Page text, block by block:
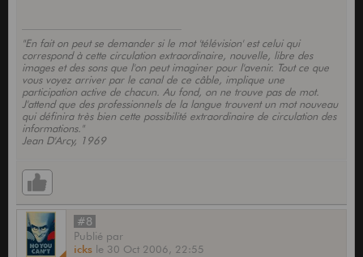
"En fait on peut se demander si le mot 'télévision' est celui qui
correspond à cette circulation extraordinaire, nouvelle, libre des
images et des sons que l'on peut imaginer pour l'avenir. Tout ce que
vous voyez arriver par le canal de ce câble, implique une
participation active de chacun. Au fond, on ne trouve pas de mot.
J'attend que des professionnels de la langue trouvent un mot nouveau
qui définira très bien cette possibilité extraordinaire de circulation des
informations."
Jean D'Arcy, 1969
#8
Publié par
icks le 30 Oct 2006, 22:55